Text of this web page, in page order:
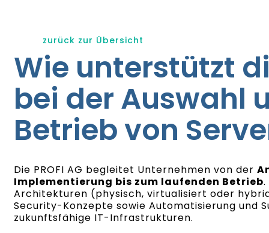
zurück zur Übersicht
Wie unterstützt
bei der Auswahl
Betrieb von
Die PROFI AG begleitet Unternehmen von der
Implementierung bis zum laufenden Betrieb
Architekturen (physisch, virtualisiert oder
Security-Konzepte sowie Automatisierung und
zukunftsfähige IT-Infrastrukturen.